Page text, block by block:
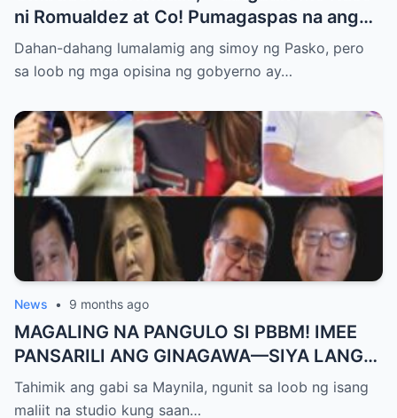
ni Romualdez at Co! Pumagaspas na ang
Pangulo—pero bakit malamya?
Dahan-dahang lumalamig ang simoy ng Pasko, pero
sa loob ng mga opisina ng gobyerno ay…
News • 9 months ago
MAGALING NA PANGULO SI PBBM! IMEE
PANSARILI ANG GINAGAWA—SIYA LANG
ANG MAKIKINABANG! — SAL PANELO
Tahimik ang gabi sa Maynila, ngunit sa loob ng isang
maliit na studio kung saan…